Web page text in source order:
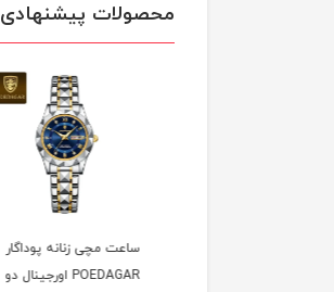
محصولات پیشنهادی
ساعت مچی زنانه پوداگار
POEDAGAR اورجينال دو